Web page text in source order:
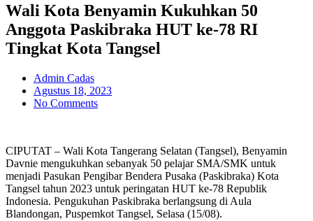
Wali Kota Benyamin Kukuhkan 50
Anggota Paskibraka HUT ke-78 RI
Tingkat Kota Tangsel
Admin Cadas
Agustus 18, 2023
No Comments
CIPUTAT – Wali Kota Tangerang Selatan (Tangsel), Benyamin
Davnie mengukuhkan sebanyak 50 pelajar SMA/SMK untuk
menjadi Pasukan Pengibar Bendera Pusaka (Paskibraka) Kota
Tangsel tahun 2023 untuk peringatan HUT ke-78 Republik
Indonesia. Pengukuhan Paskibraka berlangsung di Aula
Blandongan, Puspemkot Tangsel, Selasa (15/08).